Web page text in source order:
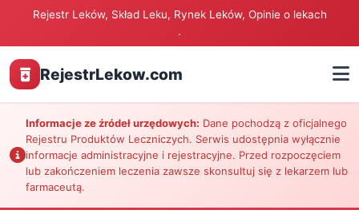
Rejestr Leków, Skład Leku, Rynek Leków, Opinie o lekach
.
RejestrLekow.com
Informacje ze źródeł urzędowych: Dane pochodzą z oficjalnego
Rejestru Produktów Leczniczych. Serwis udostępnia wyłącznie
informacje administracyjne i rejestracyjne. Przed rozpoczęciem
lub zakończeniem leczenia zawsze skonsultuj się z lekarzem lub
farmaceutą.